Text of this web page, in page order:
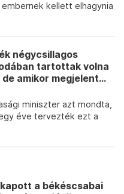
kellett elhagynia
négycsillagos
tartottak volna
amikor megjelent...
miniszter azt mondta,
éve tervezték ezt a
a békéscsabai